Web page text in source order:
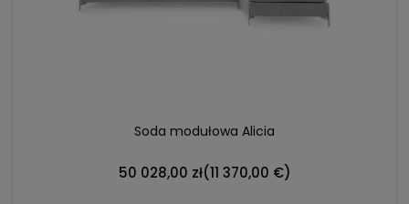
Soda modułowa Alicia
50 028,00 zł(11 370,00 €)